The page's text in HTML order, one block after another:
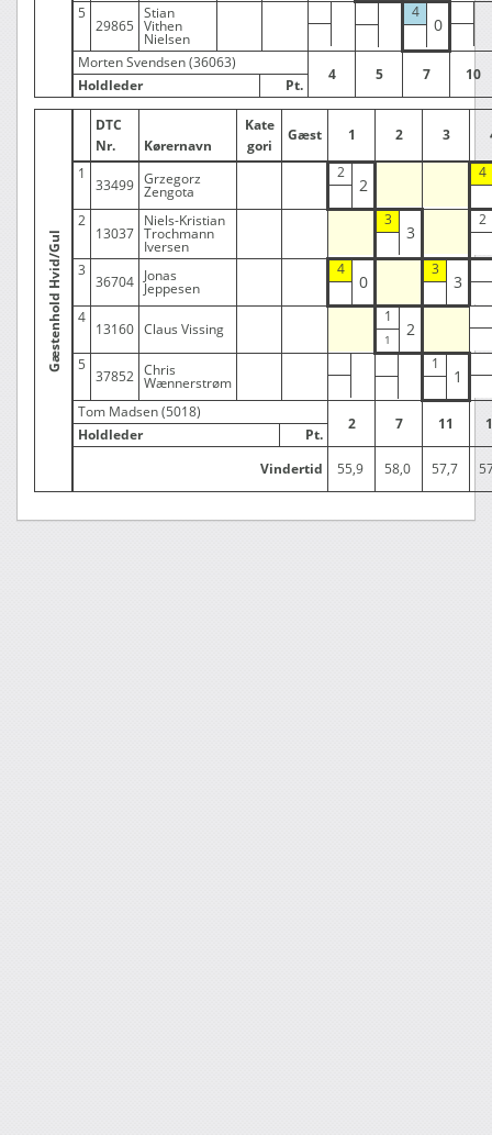
5
29865
Stian
Vithen
Nielsen
4
0
Morten Svendsen (36063)
Holdleder
Pt.
4 5 7 10
Gæstenhold Hvid/Gul
DTC
Nr.
Kørernavn
Kate
gori
Gæst 1 2 3
1
33499 Grzegorz
Zengota
2
2
4
2
13037
Niels-Kristian
Trochmann
Iversen
3
3
2
3
36704 Jonas
Jeppesen
4
0
3
3
4
13160 Claus Vissing
1
2
5
37852 Chris
Wænnerstrøm
1
1
Tom Madsen (5018)
Holdleder
Pt.
2 7 11
Vindertid 55,9 58,0 57,7